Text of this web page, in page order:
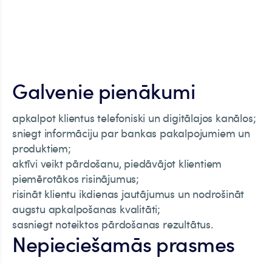
Galvenie pienākumi
apkalpot klientus telefoniski un digitālajos kanālos;
sniegt informāciju par bankas pakalpojumiem un
produktiem;
aktīvi veikt pārdošanu, piedāvājot klientiem
piemērotākos risinājumus;
risināt klientu ikdienas jautājumus un nodrošināt
augstu apkalpošanas kvalitāti;
sasniegt noteiktos pārdošanas rezultātus.
Nepieciešamās prasmes